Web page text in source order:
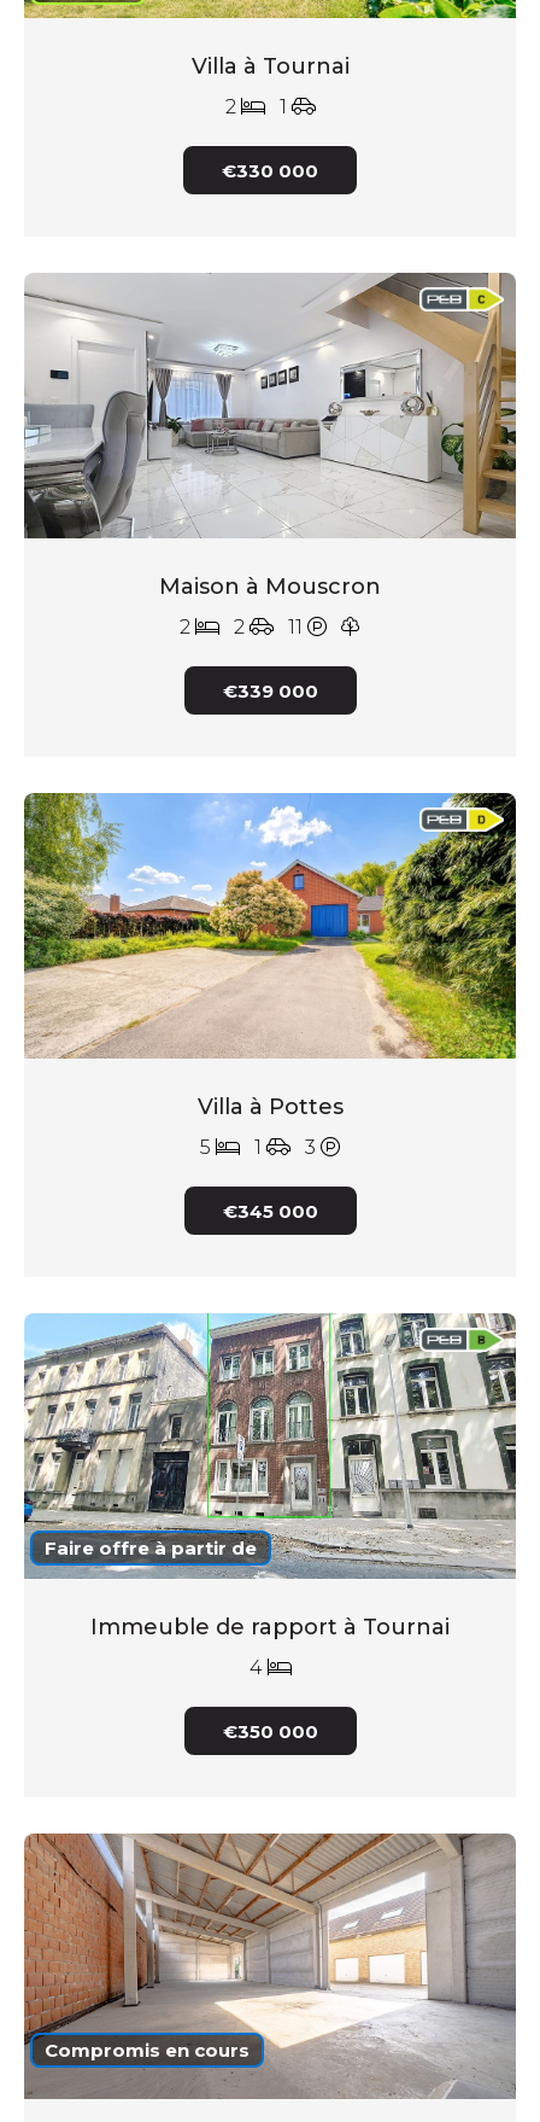
Villa à Tournai
2 1
€330 000
Maison à Mouscron
2 2 11
€339 000
Villa à Pottes
5 1 3
€345 000
Faire offre à partir de
Immeuble de rapport à Tournai
4
€350 000
Compromis en cours